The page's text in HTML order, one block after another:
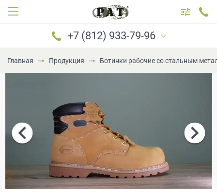
+7 (812) 933-79-96
САНКТ-ПЕТЕРБУРГ МОСКВА
+7 (921) 183-69-96
+7 (921) 184-69-96
+7 (981) 777-79-96
+7 (981) 699-79-96
Главная Продукция Ботинки рабочие со стальным